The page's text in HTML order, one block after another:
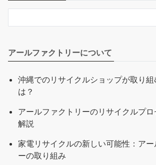
アールファクトリーについて
沖縄でのリサイクルショップが取り組
は？
アールファクトリーのリサイクルプロ
解説
家電リサイクルの新しい可能性：アー
ーの取り組み